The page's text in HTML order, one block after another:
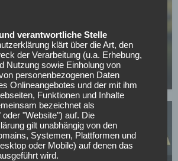
BVB-Abwehrspieler Niklas Süle
seine Laufbahn
verantwortliche Stelle
klärt über die Art, den
der Verarbeitung (u.a. Erhebung,
Nutzung sowie Einholung von
personenbezogenen Daten
Onlineangebotes und der mit ihm
Funktionen und Inhalte
bezeichnet als
oder "Website") auf. Die
gilt unabhängig von den
Systemen, Plattformen und
oder Mobile) auf denen das
wird.